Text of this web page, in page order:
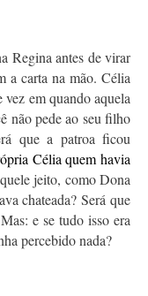
Regina antes de virar
a carta na mão. Célia
em quando aquela
não pede ao seu filho
que a patroa ficou
Célia quem havia
jeito, como Dona
chateada? Será que
e se tudo isso era
percebido nada?